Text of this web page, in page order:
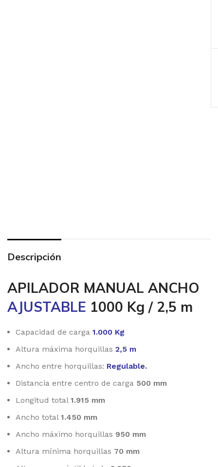
Descripción
APILADOR MANUAL ANCHO
AJUSTABLE 1000 Kg / 2,5 m
Capacidad de carga 1.000 Kg
Altura máxima horquillas 2,5 m
Ancho entre horquillas: Regulable.
Distancia entre centro de carga 500 mm
Longitud total 1.915 mm
Ancho total 1.450 mm
Ancho máximo horquillas 950 mm
Altura mínima horquillas 70 mm